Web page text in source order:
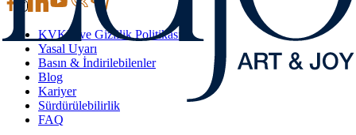
KVKK ve Gizlilik Politikası
Yasal Uyarı
Basın & İndirilebilenler
Blog
Kariyer
Sürdürülebilirlik
FAQ